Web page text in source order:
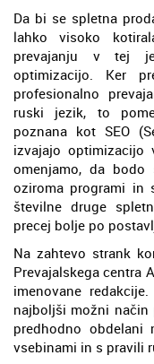
Da bi se spletna
lahko visoko
prevajanju v tej
optimizacijo. Ker
profesionalno
ruski jezik, to
poznana kot SEO
izvajajo
omenjamo, da bodo
oziroma programi in
številne druge
precej bolje po
Na zahtevo strank
Prevajalskega centra
imenovane
najboljši možni način
predhodno
vsebinami in s pravili